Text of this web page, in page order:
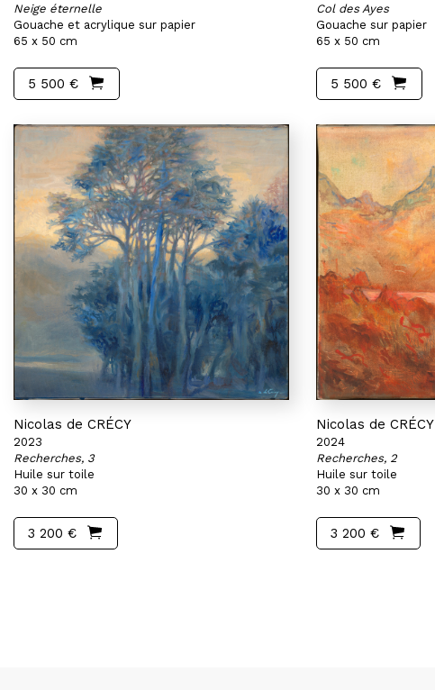
Neige éternelle
Gouache et acrylique sur papier
65 x 50 cm
5 500 €
Col des Ayes
Gouache sur papier
65 x 50 cm
5 500 €
Nicolas de CRÉCY
2023
Recherches, 3
Huile sur toile
30 x 30 cm
3 200 €
Nicolas de CRÉCY
2024
Recherches, 2
Huile sur toile
30 x 30 cm
3 200 €